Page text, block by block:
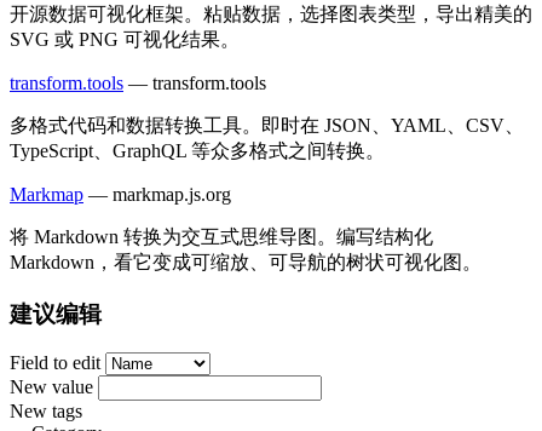
开源数据可视化框架。粘贴数据，选择图表类型，导出精美的
SVG 或 PNG 可视化结果。
transform.tools — transform.tools
多格式代码和数据转换工具。即时在 JSON、YAML、CSV、
TypeScript、GraphQL 等众多格式之间转换。
Markmap — markmap.js.org
将 Markdown 转换为交互式思维导图。编写结构化
Markdown，看它变成可缩放、可导航的树状可视化图。
建议编辑
Field to edit
New value
New tags